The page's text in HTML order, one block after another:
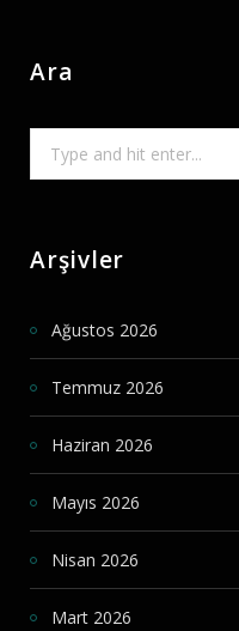
Ara
Arşivler
Ağustos 2026
Temmuz 2026
Haziran 2026
Mayıs 2026
Nisan 2026
Mart 2026